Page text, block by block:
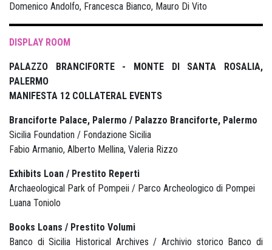
Domenico Andolfo, Francesca Bianco, Mauro Di Vito
DISPLAY ROOM
PALAZZO BRANCIFORTE - MONTE DI SANTA ROSALIA,
PALERMO
MANIFESTA 12 COLLATERAL EVENTS
Branciforte Palace, Palermo / Palazzo Branciforte, Palermo
Sicilia Foundation / Fondazione Sicilia
Fabio Armanio, Alberto Mellina, Valeria Rizzo
Exhibits Loan / Prestito Reperti
Archaeological Park of Pompeii / Parco Archeologico di Pompei
Luana Toniolo
Books Loans / Prestito Volumi
Banco di Sicilia Historical Archives / Archivio storico Banco di